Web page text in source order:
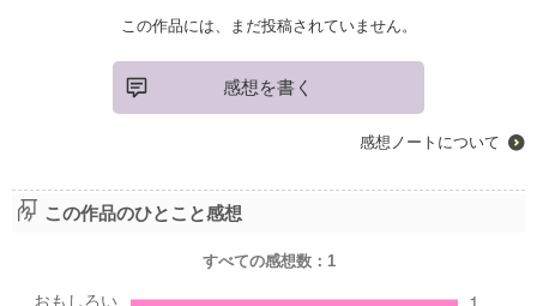
この作品には、まだ投稿されていません。
感想を書く
感想ノートについて
この作品のひとこと感想
すべての感想数： 1